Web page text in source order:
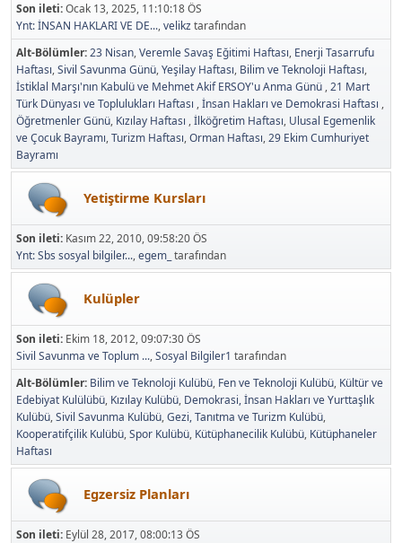
Son ileti:Ocak 13, 2025, 11:10:18 ÖS
Ynt: İNSAN HAKLARI VE DE...,velikztarafından
Alt-Bölümler 23 Nisan Veremle Savaş Eğitimi Haftası Enerji Tasarrufu
Haftası Sivil Savunma Günü Yeşilay Haftası Bilim ve Teknoloji Haftası
İstiklal Marşı'nın Kabulü ve Mehmet Akif ERSOY'u Anma Günü 21 Mart
Türk Dünyası ve Toplulukları Haftası İnsan Hakları ve Demokrasi Haftası
Öğretmenler Günü Kızılay Haftası İlköğretim Haftası Ulusal Egemenlik
ve Çocuk Bayramı Turizm Haftası Orman Haftası 29 Ekim Cumhuriyet
Bayramı
Yetiştirme Kursları
Son ileti: Kasım 22, 2010, 09:58:20 ÖS
Ynt: Sbs sosyal bilgiler...,egem_ tarafından
Kulüpler
Son ileti: Ekim 18, 2012, 09:07:30 ÖS
Sivil Savunma ve Toplum ...,Sosyal Bilgiler1 tarafından
Alt-Bölümler Bilim ve Teknoloji Kulübü Fen ve Teknoloji Kulübü Kültür ve
Edebiyat Kulülübü Kızılay Kulübü Demokrasi, İnsan Hakları ve Yurttaşlık
Kulübü Sivil Savunma Kulübü Gezi, Tanıtma ve Turizm Kulübü
Kooperatifçilik Kulübü Spor Kulübü Kütüphanecilik Kulübü Kütüphaneler
Haftası
Egzersiz Planları
Son ileti: Eylül 28, 2017, 08:00:13 ÖS